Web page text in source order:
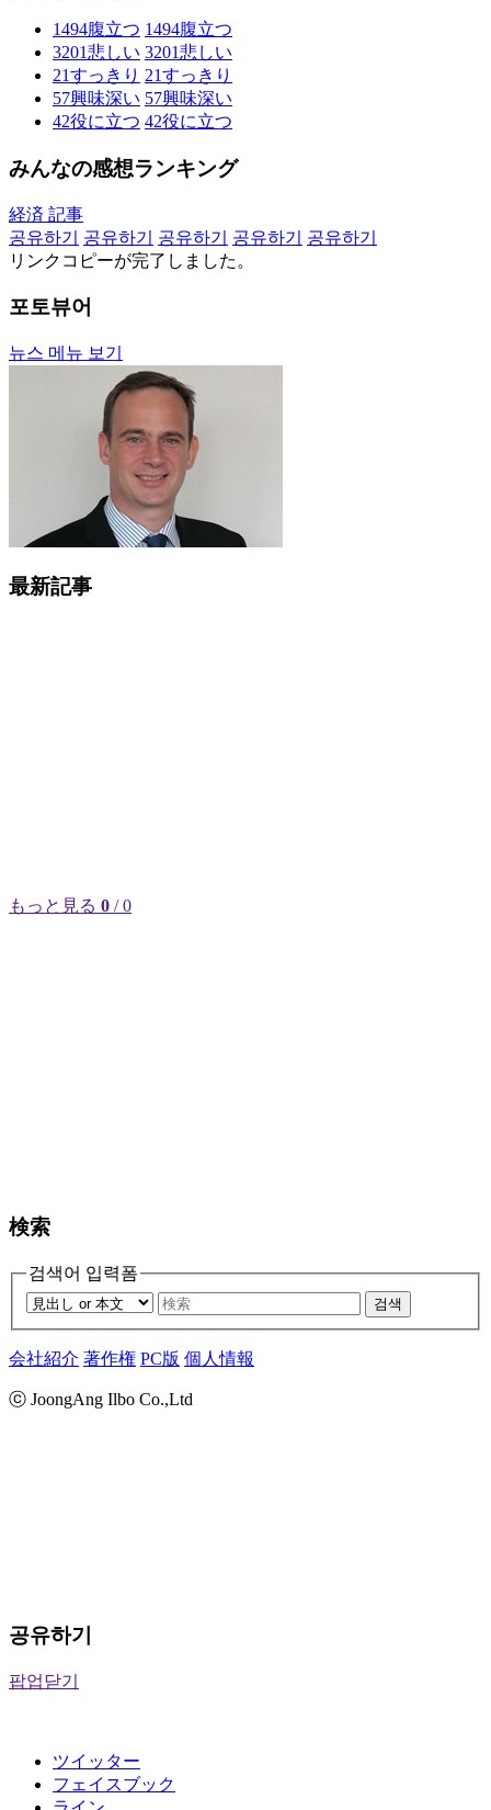
1494腹立つ 1494腹立つ
3201悲しい 3201悲しい
21すっきり 21すっきり
57興味深い 57興味深い
42役に立つ 42役に立つ
みんなの感想ランキング
経済 記事
공유하기
공유하기 공유하기 공유하기
공유하기
リンクコピーが完了しました。
포토뷰어
뉴스 메뉴 보기
最新記事
もっと見る 0 / 0
検索
검색어 입력폼
검색
会社紹介 著作権 PC版 個人情報
ⓒ JoongAng Ilbo Co.,Ltd
공유하기
팝업닫기
ツイッター
フェイスブック